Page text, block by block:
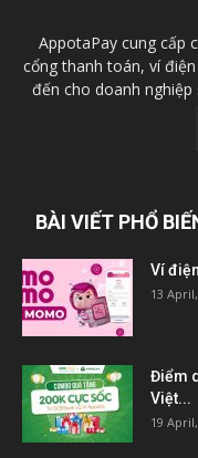
AppotaPay cung cấp
cổng thanh toán, ví
đến cho doanh
BÀI VIẾT PHỔ
Ví
13
Điểm
Việt...
19